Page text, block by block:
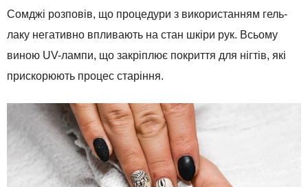
Сомджі розповів, що процедури з використанням гель-
лаку негативно впливають на стан шкіри рук. Всьому
виною UV-лампи, що закріплює покриття для нігтів, які
прискорюють процес старіння.